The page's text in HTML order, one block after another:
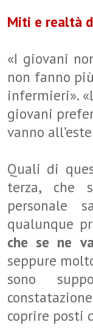
Miti e realtà
«I giovani
non fanno
infermieri».
giovani
vanno
Quali di
terza, che
personale
qualunque
che se ne
seppure
sono
coprire posti